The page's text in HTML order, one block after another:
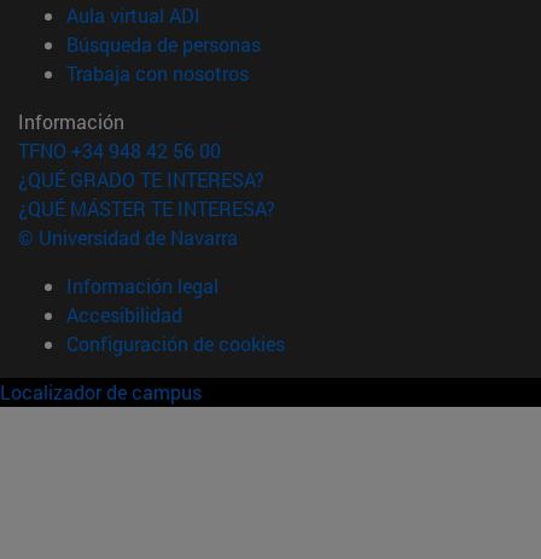
Aula virtual ADI
Búsqueda de personas(abre en nueva ventana)
Trabaja con nosotros(abre en nueva ventana)
Información
TFNO +34 948 42 56 00
¿QUÉ GRADO TE INTERESA?
¿QUÉ MÁSTER TE INTERESA?
© Universidad de Navarra
Información legal
Accesibilidad
Configuración de cookies
Localizador de campus